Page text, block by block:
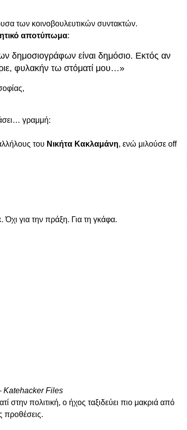
των κοινοβουλευτικών συντακτών.
αποτύπωμα:
δημοσιογράφων είναι δημόσιο. Εκτός αν
φυλακήν τω στόματί μου…»
γραμμή:
του Νικήτα Κακλαμάνη, ενώ μιλούσε off
.Όχι για την πράξη. Για τη γκάφα.
KatehackerFiles
στην πολιτική, ο ήχος ταξιδεύει πιο μακριά από
προθέσεις.